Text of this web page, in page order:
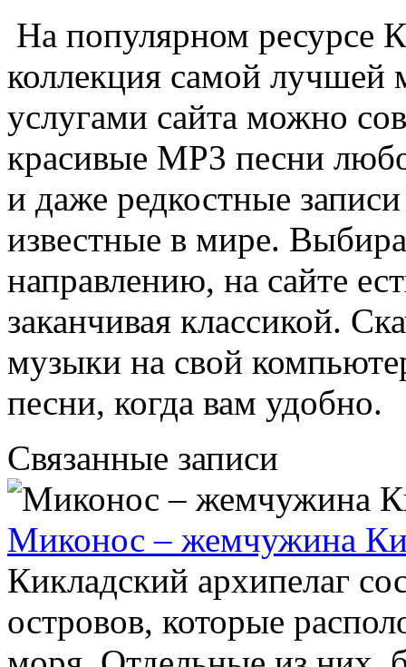
На популярном ресурсе
коллекция самой лучшей
услугами сайта можно
красивые MP3 песни
и даже редкостные
известные в мире.
направлению, на сайте
заканчивая классикой.
музыки на свой
песни, когда вам удобно.
Связанные записи
Миконос – жемчужина
Кикладский архипелаг
островов, которые